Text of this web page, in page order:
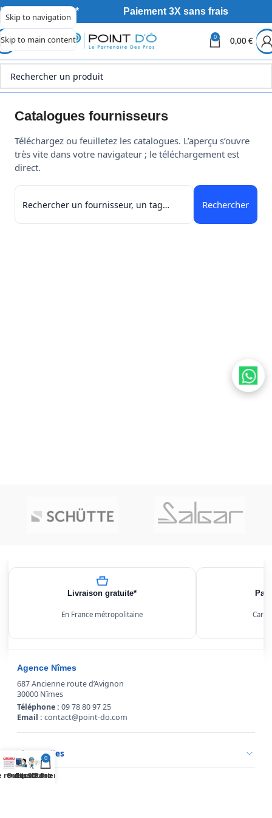
Skip to navigation
Skip to main content
Livraison offerte* Paiement 3X sans frais
0
0,00 €
Catalogues fournisseurs
Téléchargez ou feuilletez les catalogues. L’aperçu s’ouvre
très vite dans votre navigateur ; le téléchargement est
direct.
Rechercher
Livraison gratuite*
En France métropolitaine
Agence Nîmes
687 Ancienne route d’Avignon
30000 Nîmes
Téléphone : 09 78 80 97 25
Email : contact@point-do.com
Liens utiles
Politique de confidentialité
rendez vous
Outils 3D
Espace Pro
0
Panier